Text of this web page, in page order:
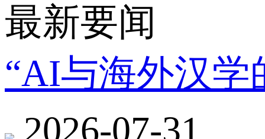
最新要闻
“AI与海外汉学
2026-07-31